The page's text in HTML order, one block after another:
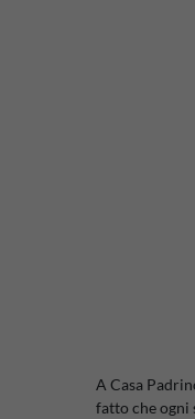
A Casa
fatto che ogni